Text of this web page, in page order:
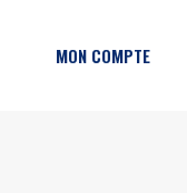
MON COMPTE